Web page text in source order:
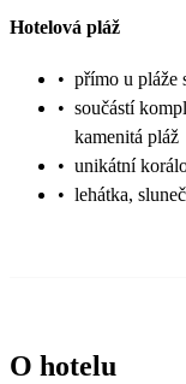
Hotelová pláž
• přímo u pláže
• součástí
kamenitá pláž
• unikátní
• lehátka,
O hotelu